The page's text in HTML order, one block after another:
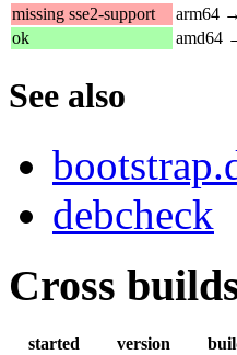
missing sse2-support
arm64
ok
amd64
See also
debcheck
Cross
started version